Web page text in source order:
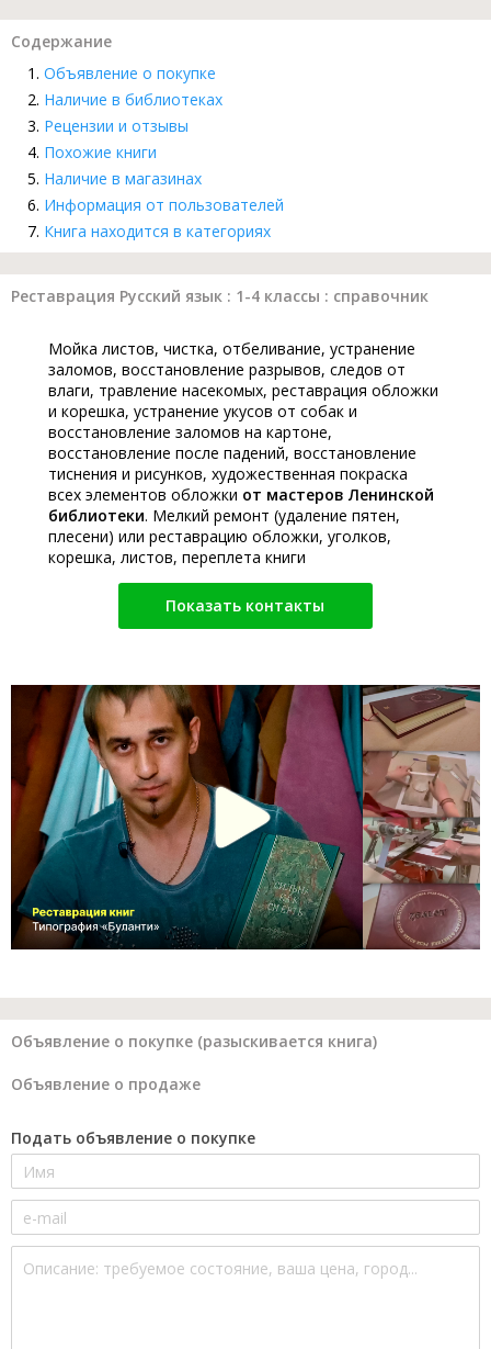
Содержание
Объявление о покупке
Наличие в библиотеках
Рецензии и отзывы
Похожие книги
Наличие в магазинах
Информация от пользователей
Книга находится в категориях
Реставрация Русский язык : 1-4 классы : справочник
Мойка листов, чистка, отбеливание, устранение
заломов, восстановление разрывов, следов от
влаги, травление насекомых, реставрация обложки
и корешка, устранение укусов от собак и
восстановление заломов на картоне,
восстановление после падений, восстановление
тиснения и рисунков, художественная покраска
всех элементов обложки от мастеров Ленинской
библиотеки. Мелкий ремонт (удаление пятен,
плесени) или реставрацию обложки, уголков,
корешка, листов, переплета книги
Показать контакты
Объявление о покупке (разыскивается книга)
Объявление о продаже
Подать объявление о покупке